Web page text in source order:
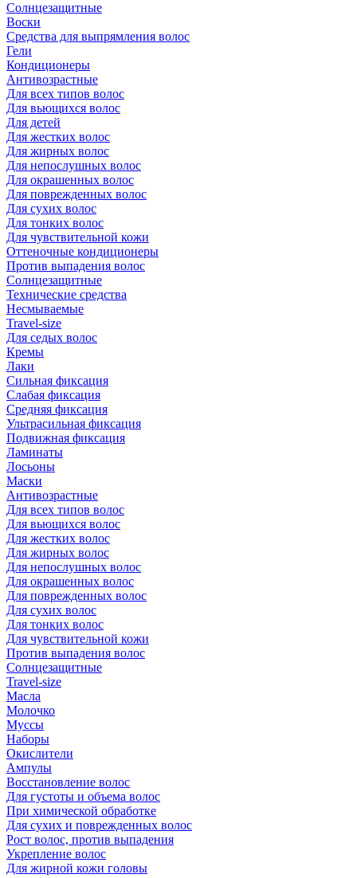
Солнцезащитные
Воски
Средства для выпрямления волос
Гели
Кондиционеры
Антивозрастные
Для всех типов волос
Для вьющихся волос
Для детей
Для жестких волос
Для жирных волос
Для непослушных волос
Для окрашенных волос
Для поврежденных волос
Для сухих волос
Для тонких волос
Для чувствительной кожи
Оттеночные кондиционеры
Против выпадения волос
Солнцезащитные
Технические средства
Несмываемые
Travel-size
Для седых волос
Кремы
Лаки
Сильная фиксация
Слабая фиксация
Средняя фиксация
Ультрасильная фиксация
Подвижная фиксация
Ламинаты
Лосьоны
Маски
Антивозрастные
Для всех типов волос
Для вьющихся волос
Для жестких волос
Для жирных волос
Для непослушных волос
Для окрашенных волос
Для поврежденных волос
Для сухих волос
Для тонких волос
Для чувствительной кожи
Против выпадения волос
Солнцезащитные
Travel-size
Масла
Молочко
Муссы
Наборы
Окислители
Ампулы
Восстановление волос
Для густоты и объема волос
При химической обработке
Для сухих и поврежденных волос
Рост волос, против выпадения
Укрепление волос
Для жирной кожи головы